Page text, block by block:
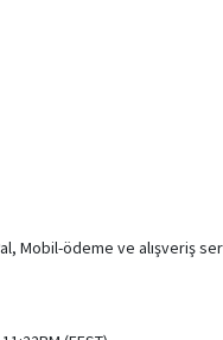
Mobil-ödeme ve alışveriş